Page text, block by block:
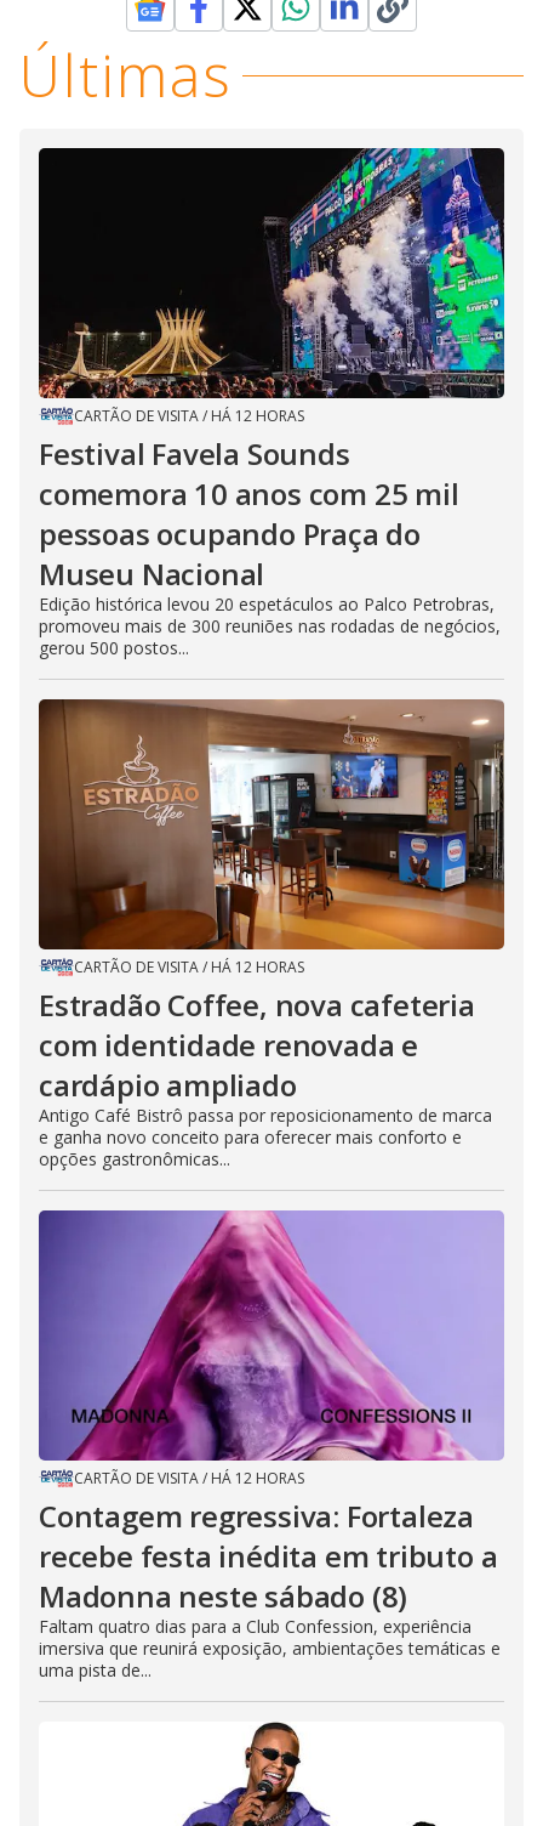
Últimas
CARTÃO DE VISITA/ HÁ 12 HORAS
Festival Favela Sounds
comemora 10 anos com 25 mil
pessoas ocupando Praça do
Museu Nacional
Edição histórica levou 20 espetáculos ao Palco Petrobras,
promoveu mais de 300 reuniões nas rodadas de negócios,
gerou 500 postos...
CARTÃO DE VISITA/ HÁ 12 HORAS
Estradão Coffee, nova cafeteria
com identidade renovada e
cardápio ampliado
Antigo Café Bistrô passa por reposicionamento de marca
e ganha novo conceito para oferecer mais conforto e
opções gastronômicas...
CARTÃO DE VISITA/ HÁ 12 HORAS
Contagem regressiva: Fortaleza
recebe festa inédita em tributo a
Madonna neste sábado (8)
Faltam quatro dias para a Club Confession, experiência
imersiva que reunirá exposição, ambientações temáticas e
uma pista de...